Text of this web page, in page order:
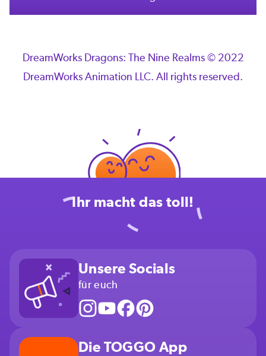
DreamWorks Dragons: The Nine Realms © 2022
DreamWorks Animation LLC. All rights reserved.
Ihr macht das toll!
Unsere Socials
für euch
Die TOGGO App